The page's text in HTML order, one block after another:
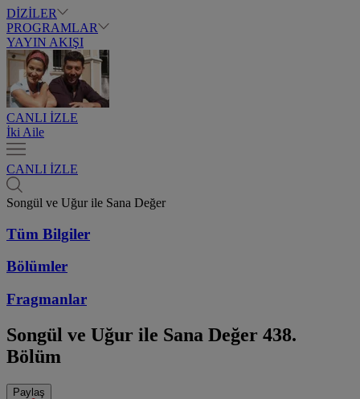
DİZİLER
PROGRAMLAR
YAYIN AKIŞI
CANLI İZLE
İki Aile
CANLI İZLE
Songül ve Uğur ile Sana Değer
Tüm Bilgiler
Bölümler
Fragmanlar
Songül ve Uğur ile Sana Değer 438.
Bölüm
Paylaş